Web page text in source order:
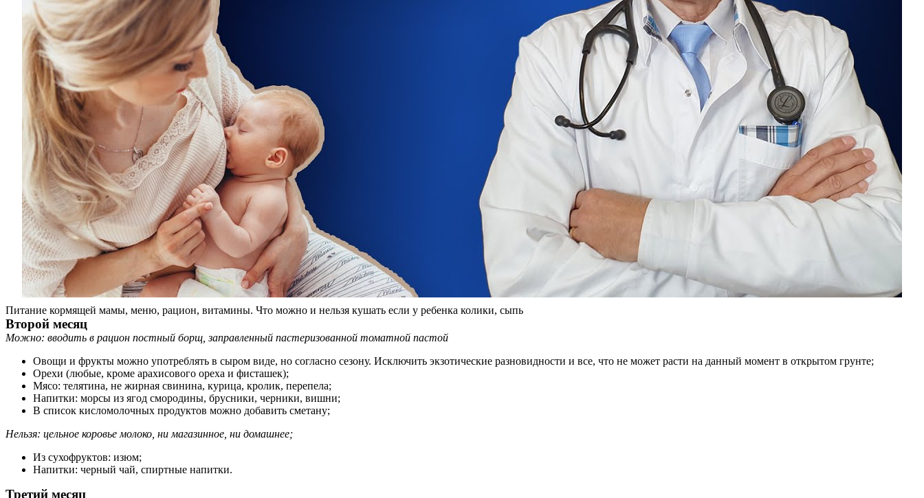
Питание кормящей мамы, меню, рацион, витамины. Что можно и нельзя кушать если у ребенка колики, сыпь
Второй месяц
Можно: вводить в рацион постный борщ, заправленный пастеризованной томатной пастой
Овощи и фрукты можно употреблять в сыром виде, но согласно сезону. Исключить экзотические разновидности и все, что не может расти на данный момент в открытом грунте;
Орехи (любые, кроме арахисового ореха и фисташек);
Мясо: телятина, не жирная свинина, курица, кролик, перепела;
Напитки: морсы из ягод смородины, брусники, черники, вишни;
В список кисломолочных продуктов можно добавить сметану;
Нельзя: цельное коровье молоко, ни магазинное, ни домашнее;
Из сухофруктов: изюм;
Напитки: черный чай, спиртные напитки.
Третий месяц